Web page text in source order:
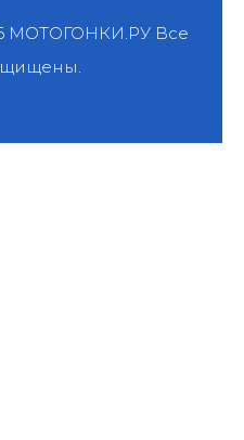
МОТОГОНКИ.РУВсе